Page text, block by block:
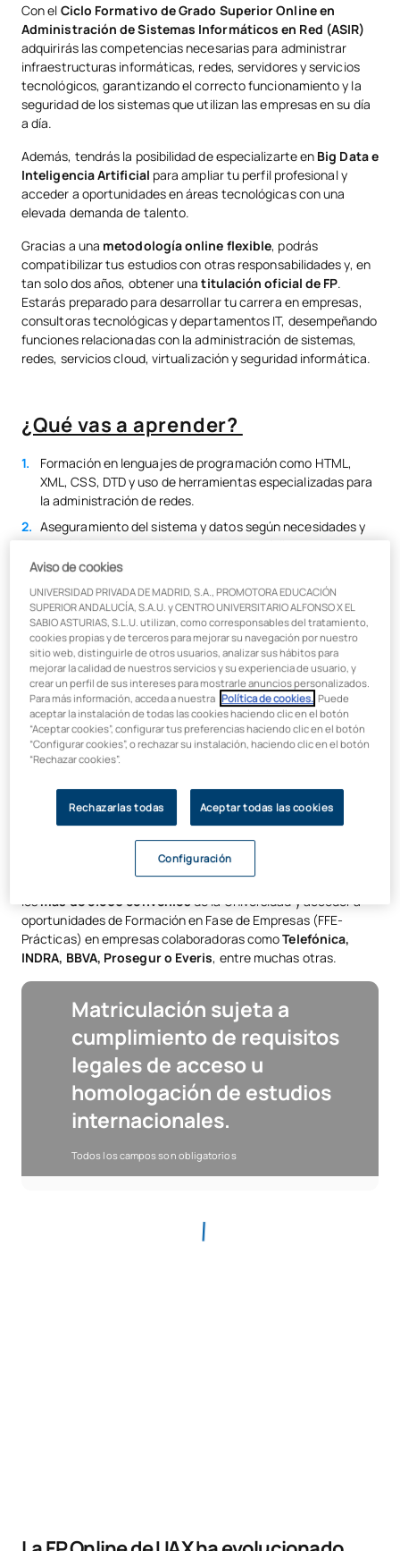
Con el Ciclo Formativo de Grado Superior Online en
Administración de Sistemas Informáticos en Red (ASIR)
adquirirás las competencias necesarias para administrar
infraestructuras informáticas, redes, servidores y servicios
tecnológicos, garantizando el correcto funcionamiento y la
seguridad de los sistemas que utilizan las empresas en su día
a día.
Además, tendrás la posibilidad de especializarte en Big Data e
Inteligencia Artificial para ampliar tu perfil profesional y
acceder a oportunidades en áreas tecnológicas con una
elevada demanda de talento.
Gracias a una metodología online flexible, podrás
compatibilizar tus estudios con otras responsabilidades y, en
tan solo dos años, obtener unatitulación oficial de FP.
Estarás preparado para desarrollar tu carrera en empresas,
consultoras tecnológicas y departamentos IT, desempeñando
funciones relacionadas con la administración de sistemas,
redes, servicios cloud, virtualización y seguridad informática.
¿Qué vas a aprender?
Formación en lenguajes de programación como HTML,
XML, CSS, DTD y uso de herramientas especializadas para
la administración de redes.
Aseguramiento del sistema y datos según necesidades y
externos.
Administración de sistemas operativos informáticos
mediante instalación y configuración de software.
Diseño de infraestructura de redes telemáticas, selección
de equipos y elementos.
Gestión de redes locales y extensas, procesos de
virtualización y desarrollo de aplicaciones web con
instalación y configuración de software de calidad.
Además, con este FP de ASIR online podrás beneficiarte de
losmás de 8.800 convenios de la Universidad y acceder a
oportunidades de Formación en Fase de Empresas (FFE-
Prácticas) en empresas colaboradoras comoTelefónica,
INDRA, BBVA, Prosegur o Everis, entre muchas otras.
Matriculación sujeta a
cumplimiento de requisitos
legales de acceso u
homologación de estudios
internacionales.
Todos los campos son obligatorios
Aviso de cookies
UNIVERSIDAD PRIVADA DE MADRID, S.A., PROMOTORA EDUCACIÓN
SUPERIOR ANDALUCÍA, S.A.U. y CENTRO UNIVERSITARIO ALFONSO X EL
SABIO ASTURIAS, S.L.U. utilizan, como corresponsables del tratamiento,
cookies propias y de terceros para mejorar su navegación por nuestro
sitio web, distinguirle de otros usuarios, analizar sus hábitos para
mejorar la calidad de nuestros servicios y su experiencia de usuario, y
crear un perfil de sus intereses para mostrarle anuncios personalizados.
Para más información, acceda a nuestra Política de cookies. . Puede
aceptar la instalación de todas las cookies haciendo clic en el botón
“Aceptar cookies”, configurar tus preferencias haciendo clic en el botón
“Configurar cookies”, o rechazar su instalación, haciendo clic en el botón
“Rechazar cookies”.
Rechazarlas todas Aceptar todas las cookies
Configuración